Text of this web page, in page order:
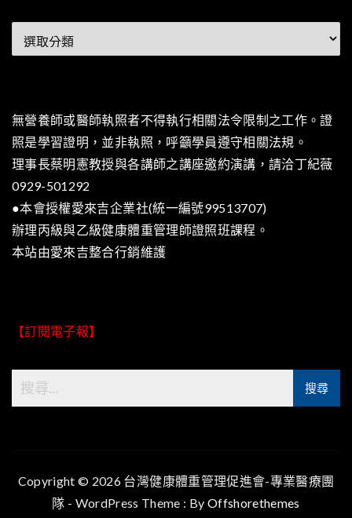
類
無營養師或醫師執照者不得執行相關法令限制之工作。證
照是學習證明，並非執照，呼籲學員遵守相關法規。
理事長蔡明憲教授與各講師之講座邀約演講，請洽丁紀薇
0929-501292
●本會授權愛來吉企業社(統一編號99513707)
辦理丙級與乙級健康體重管理師證照班課程。
本站由愛來吉整合行銷維護
【訂閱電子報】
Copyright © 2026 台灣健康體重管理促進會-專業醫療團
隊 - WordPress Theme : By Offshorethemes